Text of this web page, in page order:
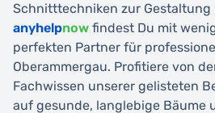
Schnitttechniken zur Gestaltung
anyhelpnow findest Du mit
perfekten Partner für
Oberammergau. Profitiere von
Fachwissen unserer gelisteten
auf gesunde, langlebige Bäume